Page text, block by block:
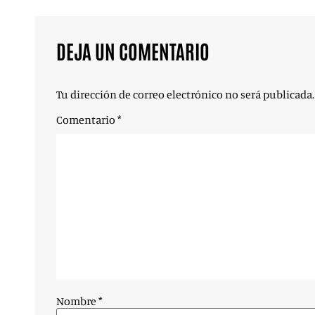
DEJA UN COMENTARIO
Tu dirección de correo electrónico no será publicada.
Comentario *
Nombre *